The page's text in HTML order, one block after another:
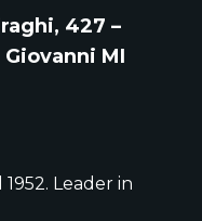
427 –
MI
Leader in